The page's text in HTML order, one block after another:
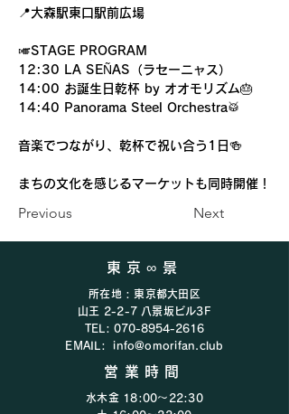
📍大森駅東口駅前広場
🎺STAGE PROGRAM
12:30 LA SEÑAS（ラセーニャス）
14:00 お誕生日乾杯 by オオモリズム🎂
14:40 Panorama Steel Orchestra🥁
音楽でつながり、乾杯で祝い合う1日🍻
まちの文化を感じるマーケットも同時開催！
Previous Next
東京∞景
所在地 : 東京都大田区
山王 2-2-7 八景坂ビル3F
TEL:070-8954-2616
EMAIL: info@omorifan.club
営業時間
水木金 18:00〜22:30